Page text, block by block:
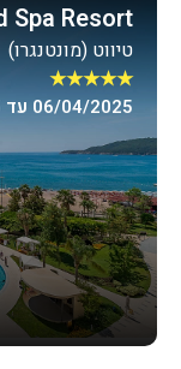
Spa Resort
טיווט (מונטנגרו)
★★★★★
06/04/2025 עד 13/04/2025